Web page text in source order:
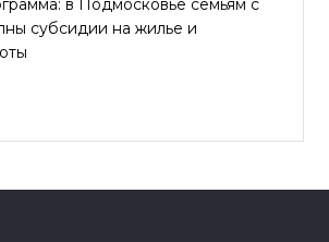
в Подмосковье семьям с
субсидии на жилье и